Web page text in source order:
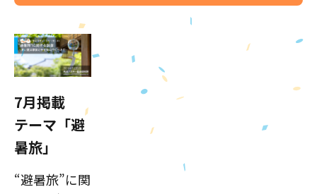
7月掲載
テーマ「避
暑旅」
“避暑旅”に関